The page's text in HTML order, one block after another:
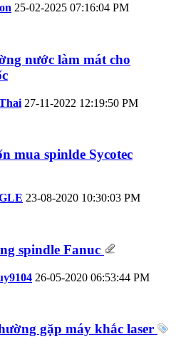
25-02-2025 07:16:04 PM
nước làm mát cho
27-11-2022 12:19:50 PM
mua spinlde Sycotec
23-08-2020 10:30:03 PM
spindle Fanuc
26-05-2020 06:53:44 PM
gặp máy khắc laser